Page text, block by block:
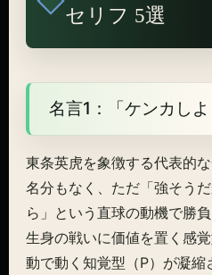
セリフ 5選
名言1：「ケンカしよ
東条英虎を象徴する代表的
名分もなく、ただ「強そう
ら」という直球の動機で勝
生身の戦いに価値を置く感
動で動く知覚型（P）が凝縮